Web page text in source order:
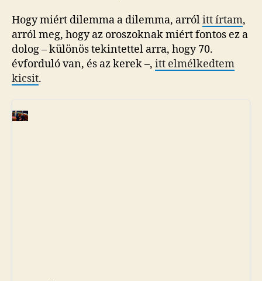
Hogy miért dilemma a dilemma, arrólitt írtam,
arról meg, hogy az oroszoknak miért fontos ez a
dolog – különös tekintettel arra, hogy 70.
évforduló van, és az kerek –, itt elmélkedtem
kicsit.